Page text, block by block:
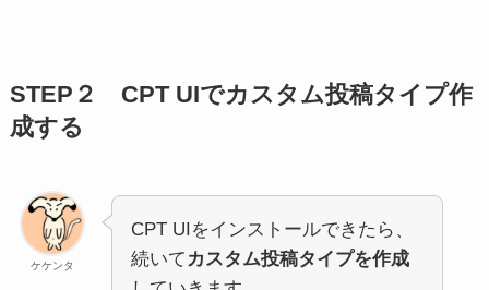
STEP２ CPT UIでカスタム投稿タイプ作
成する
ケケンタ
CPT UIをインストールできたら、
続いて カスタム投稿タイプを作成